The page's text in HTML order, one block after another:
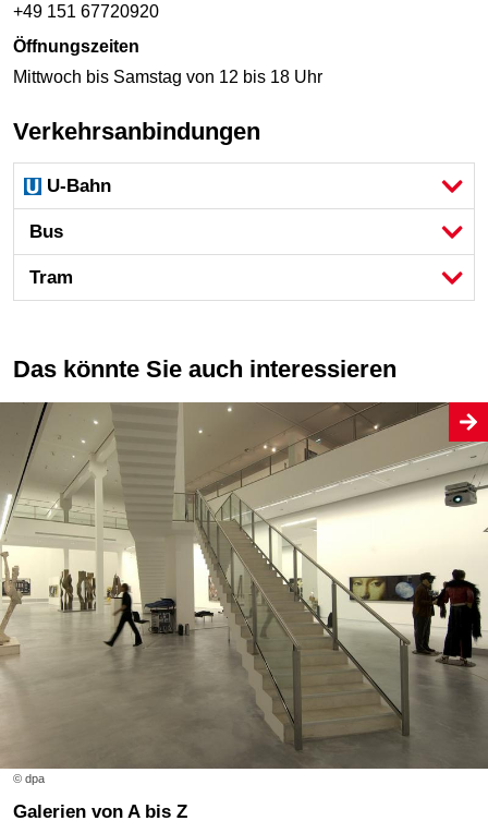
+49 151 67720920
Öffnungszeiten
Mittwoch bis Samstag von 12 bis 18 Uhr
Verkehrsanbindungen
U-Bahn
Bus
Tram
Das könnte Sie auch interessieren
© dpa
Galerien von A bis Z